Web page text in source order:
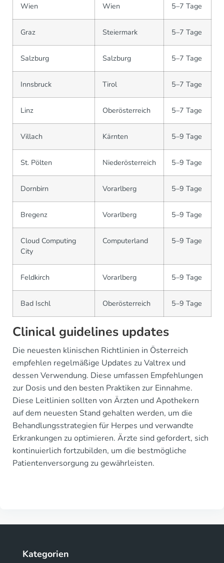
Wien Wien 5–7 Tage
Graz Steiermark 5–7 Tage
Salzburg Salzburg 5–7 Tage
Innsbruck Tirol 5–7 Tage
Linz Oberösterreich 5–7 Tage
Villach Kärnten 5–9 Tage
St. Pölten Niederösterreich 5–9 Tage
Dornbirn Vorarlberg 5–9 Tage
Bregenz Vorarlberg 5–9 Tage
Cloud Computing
City
Computerland 5–9 Tage
Feldkirch Vorarlberg 5–9 Tage
Bad Ischl Oberösterreich 5–9 Tage
Clinical guidelines updates
Die neuesten klinischen Richtlinien in Österreich
empfehlen regelmäßige Updates zu Valtrex und
dessen Verwendung. Diese umfassen Empfehlungen
zur Dosis und den besten Praktiken zur Einnahme.
Diese Leitlinien sollten von Ärzten und Apothekern
auf dem neuesten Stand gehalten werden, um die
Behandlungsstrategien für Herpes und verwandte
Erkrankungen zu optimieren. Ärzte sind gefordert, sich
kontinuierlich fortzubilden, um die bestmögliche
Patientenversorgung zu gewährleisten.
Kategorien